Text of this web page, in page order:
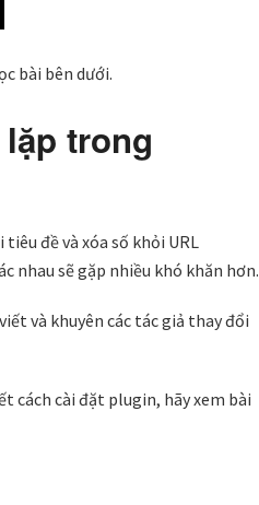
bài bên dưới.
trong
đề và xóa số khỏi URL
nhau sẽ gặp nhiều khó khăn hơn.
và khuyên các tác giả thay đổi
cách cài đặt plugin, hãy xem bài